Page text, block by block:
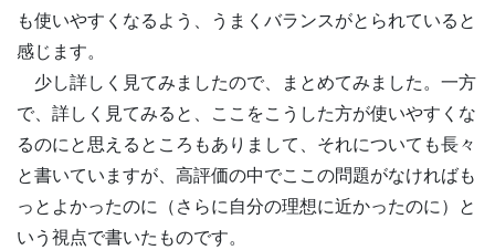
も使いやすくなるよう、うまくバランスがとられていると
感じます。
少し詳しく見てみましたので、まとめてみました。一方
で、詳しく見てみると、ここをこうした方が使いやすくな
るのにと思えるところもありまして、それについても長々
と書いていますが、高評価の中でここの問題がなければも
っとよかったのに（さらに自分の理想に近かったのに）と
いう視点で書いたものです。